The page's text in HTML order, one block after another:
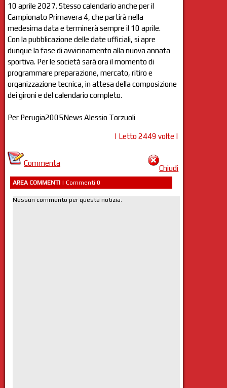
10 aprile 2027. Stesso calendario anche per il
Campionato Primavera 4, che partirà nella
medesima data e terminerà sempre il 10 aprile.
Con la pubblicazione delle date ufficiali, si apre
dunque la fase di avvicinamento alla nuova annata
sportiva. Per le società sarà ora il momento di
programmare preparazione, mercato, ritiro e
organizzazione tecnica, in attesa della composizione
dei gironi e del calendario completo.
Per Perugia2005News Alessio Torzuoli
| Letto 2449 volte |
Chiudi
Commenta
AREA COMMENTI | Commenti 0